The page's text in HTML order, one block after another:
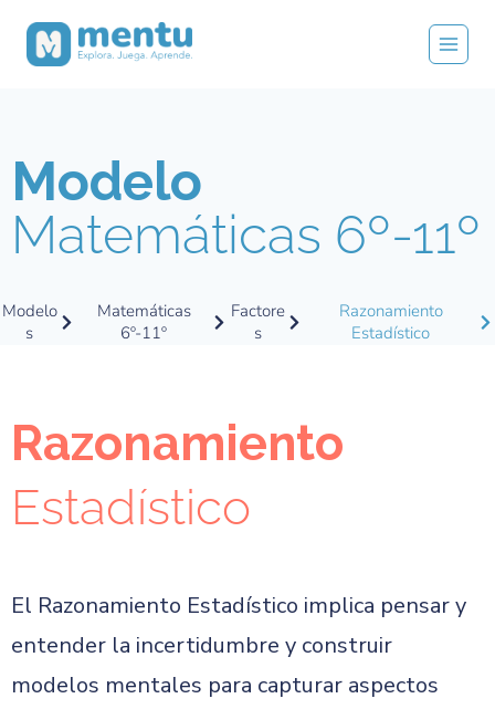
Modelo
Matemáticas 6º-11º
Modelo
s
Matemáticas
6º-11º
Factore
s
Razonamiento
Estadístico
Razonamiento
Estadístico
El Razonamiento Estadístico implica pensar y
entender la incertidumbre y construir
modelos mentales para capturar aspectos